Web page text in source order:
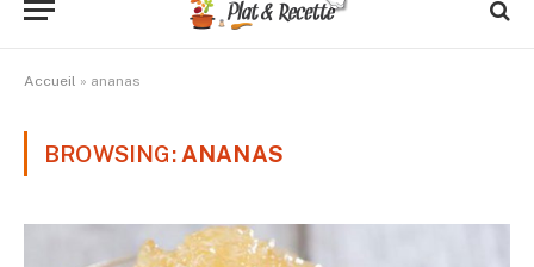
Accueil » ananas
BROWSING: ANANAS